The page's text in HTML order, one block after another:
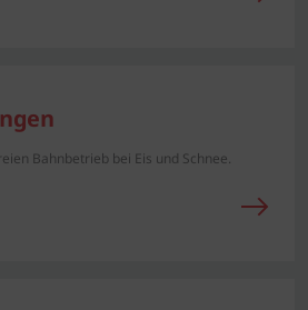
Bahnbetrieb bei Eis und Schnee.